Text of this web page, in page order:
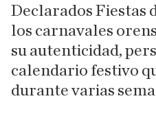
Declarados Fiestas
los carnavales
su autenticidad,
calendario festivo
durante varias